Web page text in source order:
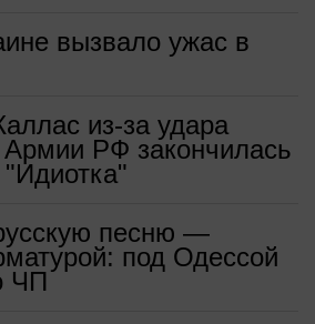
вызвало ужас в
из-за удара
Армии РФ закончилась
песню —
под Одессой
ЧП